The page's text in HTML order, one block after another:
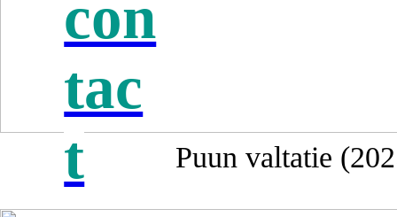
con
tac
t
Puun valtatie